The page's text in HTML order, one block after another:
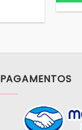
PAGAMENTOS